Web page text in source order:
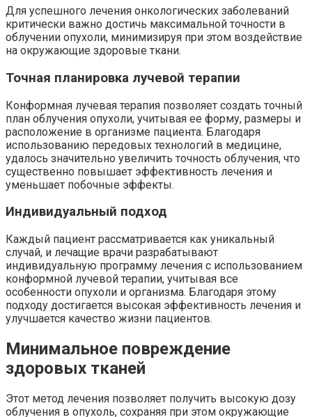
Для успешного лечения онкологических заболеваний
критически важно достичь максимальной точности в
облучении опухоли, минимизируя при этом воздействие
на окружающие здоровые ткани.
Точная планировка лучевой терапии
Конформная лучевая терапия позволяет создать точный
план облучения опухоли, учитывая ее форму, размеры и
расположение в организме пациента. Благодаря
использованию передовых технологий в медицине,
удалось значительно увеличить точность облучения, что
существенно повышает эффективность лечения и
уменьшает побочные эффекты.
Индивидуальный подход
Каждый пациент рассматривается как уникальный
случай, и лечащие врачи разрабатывают
индивидуальную программу лечения с использованием
конформной лучевой терапии, учитывая все
особенности опухоли и организма. Благодаря этому
подходу достигается высокая эффективность лечения и
улучшается качество жизни пациентов.
Минимальное повреждение
здоровых тканей
Этот метод лечения позволяет получить высокую дозу
облучения в опухоль, сохраняя при этом окружающие